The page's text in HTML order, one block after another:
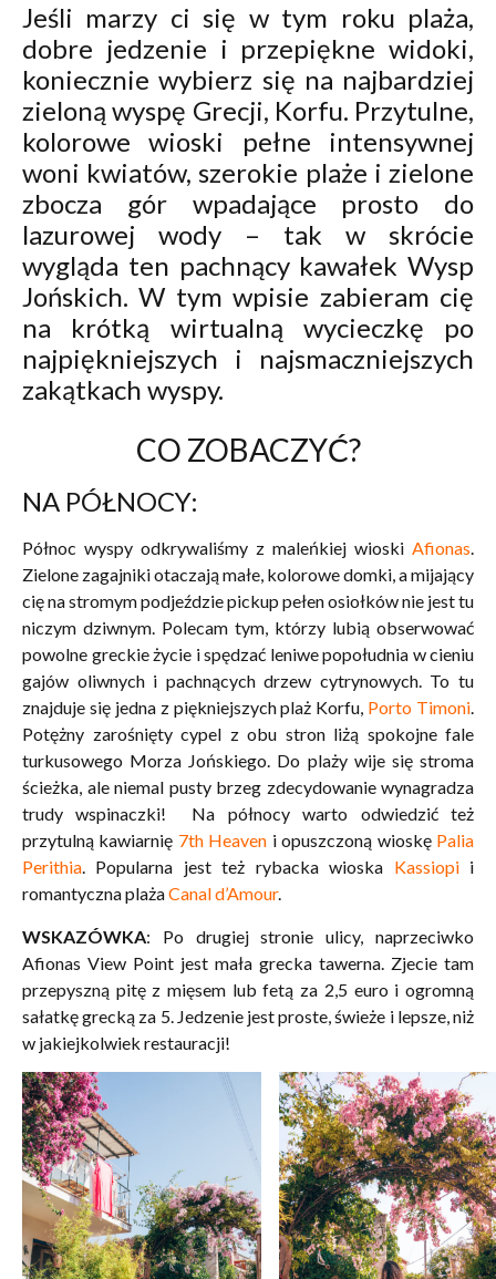
Jeśli marzy ci się w tym roku plaża,
dobre jedzenie i przepiękne widoki,
koniecznie wybierz się na najbardziej
zieloną wyspę Grecji, Korfu. Przytulne,
kolorowe wioski pełne intensywnej
woni kwiatów, szerokie plaże i zielone
zbocza gór wpadające prosto do
lazurowej wody – tak w skrócie
wygląda ten pachnący kawałek Wysp
Jońskich. W tym wpisie zabieram cię
na krótką wirtualną wycieczkę po
najpiękniejszych i najsmaczniejszych
zakątkach wyspy.
CO ZOBACZYĆ?
NA PÓŁNOCY:
Północ wyspy odkrywaliśmy z maleńkiej wioski Afionas.
Zielone zagajniki otaczają małe, kolorowe domki, a mijający
cię na stromym podjeździe pickup pełen osiołków nie jest tu
niczym dziwnym. Polecam tym, którzy lubią obserwować
powolne greckie życie i spędzać leniwe popołudnia w cieniu
gajów oliwnych i pachnących drzew cytrynowych. To tu
znajduje się jedna z piękniejszych plaż Korfu, Porto Timoni.
Potężny zarośnięty cypel z obu stron liżą spokojne fale
turkusowego Morza Jońskiego. Do plaży wije się stroma
ścieżka, ale niemal pusty brzeg zdecydowanie wynagradza
trudy wspinaczki! Na północy warto odwiedzić też
przytulną kawiarnię 7th Heaven i opuszczoną wioskę Palia
Perithia. Popularna jest też rybacka wioska Kassiopii
romantyczna plażaCanal d’Amour.
WSKAZÓWKA: Po drugiej stronie ulicy, naprzeciwko
Afionas View Point jest mała grecka tawerna. Zjecie tam
przepyszną pitę z mięsem lub fetą za 2,5 euro i ogromną
sałatkę grecką za 5. Jedzenie jest proste, świeże i lepsze, niż
w jakiejkolwiek restauracji!